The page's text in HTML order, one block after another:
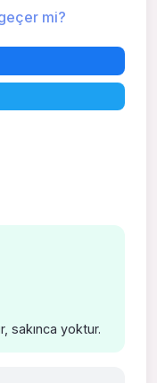
mi?
sakınca yoktur.